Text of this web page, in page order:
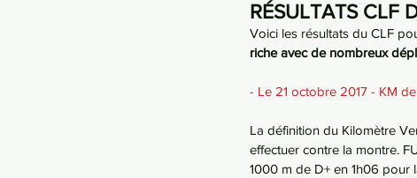
RÉSULTATS CLF
Voici les résultats du CLF
riche avec de nombreux
- Le 21 octobre 2017 - KM
La définition du Kilomètre
effectuer contre la montre.
1000 m de D+ en 1h06 pour